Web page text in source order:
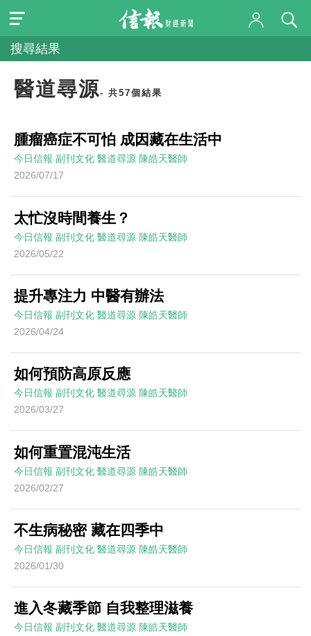
搜尋結果
醫道尋源- 共57個結果
腫瘤癌症不可怕 成因藏在生活中
今日信報 副刊文化 醫道尋源 陳皓天醫師
2026/07/17
太忙沒時間養生？
今日信報 副刊文化 醫道尋源 陳皓天醫師
2026/05/22
提升專注力 中醫有辦法
今日信報 副刊文化 醫道尋源 陳皓天醫師
2026/04/24
如何預防高原反應
今日信報 副刊文化 醫道尋源 陳皓天醫師
2026/03/27
如何重置混沌生活
今日信報 副刊文化 醫道尋源 陳皓天醫師
2026/02/27
不生病秘密 藏在四季中
今日信報 副刊文化 醫道尋源 陳皓天醫師
2026/01/30
進入冬藏季節 自我整理滋養
今日信報 副刊文化 醫道尋源 陳皓天醫師